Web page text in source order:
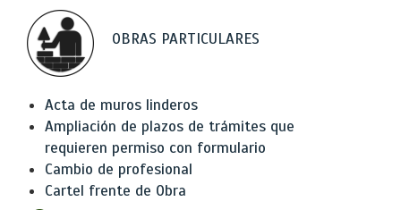
OBRAS PARTICULARES
Acta de muros linderos
Ampliación de plazos de trámites que
requieren permiso con formulario
Cambio de profesional
Cartel frente de Obra